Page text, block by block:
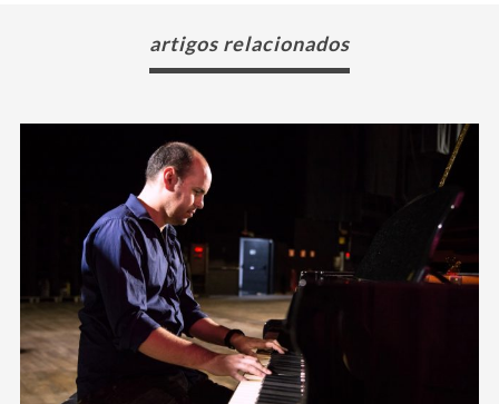
artigos relacionados